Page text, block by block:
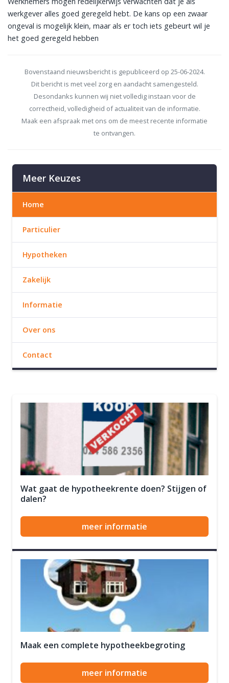
werkgever alles goed geregeld hebt. De kans op een zwaar
ongeval is mogelijk klein, maar als er toch iets gebeurt wil je
het goed geregeld hebben
Bovenstaand nieuwsbericht is gepubliceerd op 25-06-2024.
Dit bericht is met veel zorg en aandacht samengesteld.
Desondanks kunnen wij niet volledig instaan voor de
correctheid, volledigheid of actualiteit van de informatie.
Maak een afspraak met ons om de meest recente informatie
te ontvangen.
Meer Keuzes
Home
Particulier
Hypotheken
Zakelijk
Informatie
Over ons
Contact
Wat gaat de hypotheekrente doen? Stijgen of
dalen?
meer informatie
Maak een complete hypotheekbegroting
meer informatie